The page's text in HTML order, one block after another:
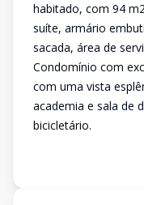
habitado, com 94
suíte, armário
sacada, área de
Condomínio com
com uma vista
academia e sala de
bicicletário.